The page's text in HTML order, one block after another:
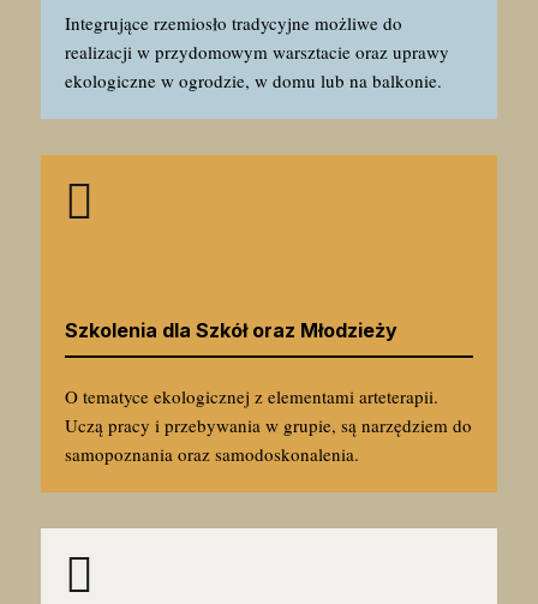
Integrujące rzemiosło tradycyjne możliwe do
realizacji w przydomowym warsztacie oraz uprawy
ekologiczne w ogrodzie, w domu lub na balkonie.

Szkolenia dla Szkół oraz Młodzieży
O tematyce ekologicznej z elementami arteterapii.
Uczą pracy i przebywania w grupie, są narzędziem do
samopoznania oraz samodoskonalenia.
